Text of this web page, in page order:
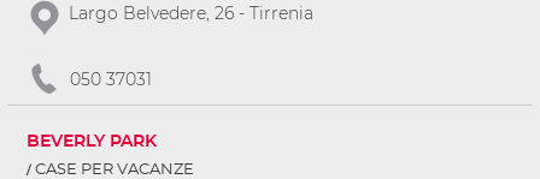
Largo Belvedere, 26 - Tirrenia
050 37031
BEVERLY PARK
CASE PER VACANZE